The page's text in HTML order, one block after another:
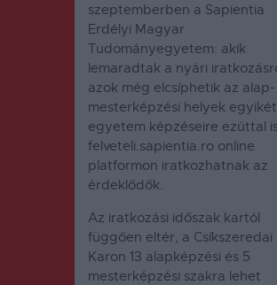
szeptemberben a Sapientia
Erdélyi Magyar
Tudományegyetem: akik
lemaradtak a nyári
azok még elcsíphetik az alap-
mesterképzési helyek
egyetem képzéseire ezúttal
felveteli.sapientia.ro online
platformon iratkozhatnak az
érdeklődők.
Az iratkozási időszak kartól
függően eltér, a Csíkszeredai
Karon 13 alapképzési és 5
mesterképzési szakra lehet